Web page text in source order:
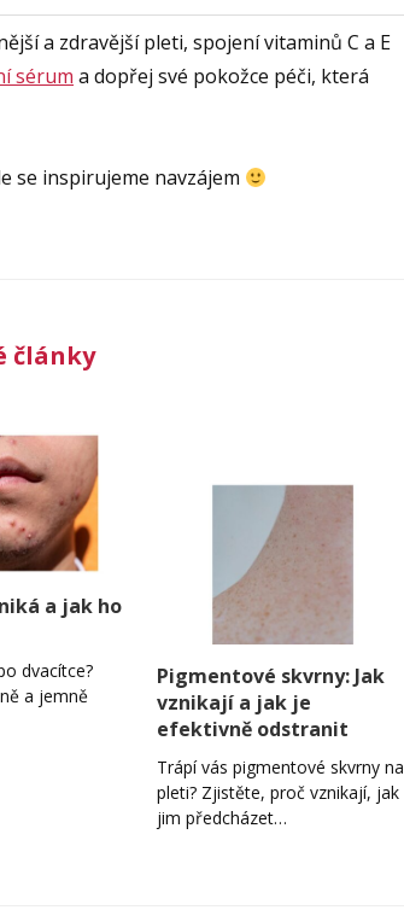
a zdravější pleti, spojení vitaminů C a E
sérum a dopřej své pokožce péči, která
se inspirujeme navzájem
články
a jak ho
dvacítce?
a jemně
Pigmentové skvrny: Jak
vznikají a jak je
efektivně odstranit
Trápí vás pigmentové skvrny na
pleti? Zjistěte, proč vznikají, jak
jim předcházet…